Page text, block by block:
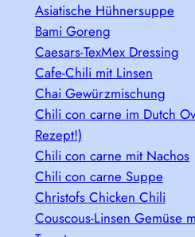
Asiatische Hühnersuppe
Bami Goreng
Caesars-TexMex Dressing
Cafe-Chili mit Linsen
Chai Gewürzmischung
Chili con carne im Dutch
Rezept!)
Chili con carne mit Nachos
Chili con carne Suppe
Christofs Chicken Chili
Couscous-Linsen Gemüse